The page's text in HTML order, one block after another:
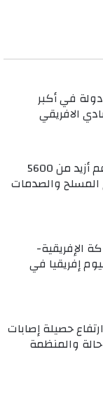
التجارة الحرة تجمع 50 دولة في أكبر
الافريقي
الموزمبيق.. “الفاو” تدعم أزيد من 5600
المسلح والصدمات
الإفريقية-
إفريقيا في
حصيلة إصابات
نحو 4 آلاف حالة والمنظمة